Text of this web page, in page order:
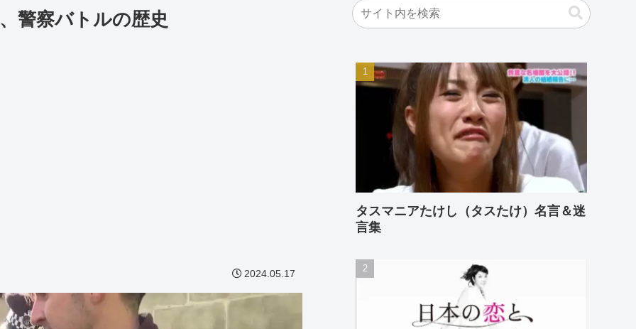
警察バトルの歴史
2024.05.17
タスマニアたけし（タスたけ）名言＆迷
言集